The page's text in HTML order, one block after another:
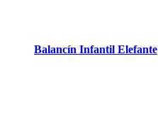
Balancín Infantil Elefante